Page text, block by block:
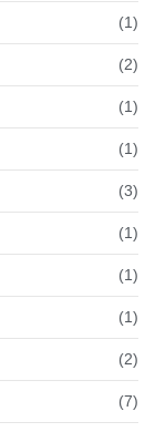
(1)
(2)
(1)
(1)
(3)
(1)
(1)
(1)
(2)
(7)